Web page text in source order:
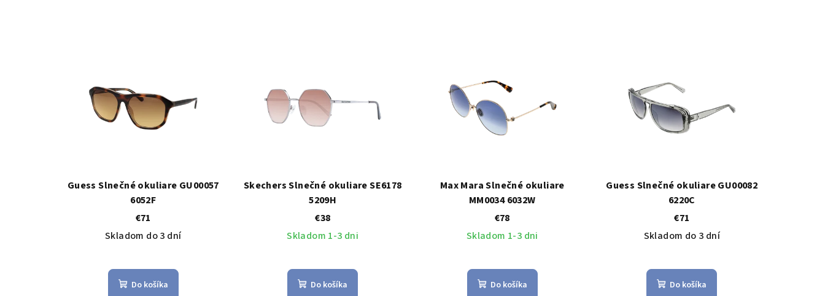
Guess Slnečné okuliare GU00057
6052F
€71
Skladom do 3 dní
Do košíka
Skechers Slnečné okuliare SE6178
5209H
€38
Skladom 1-3 dni
Do košíka
Max Mara Slnečné okuliare
MM0034 6032W
€78
Skladom 1-3 dni
Do košíka
Guess Slnečné okuliare GU00082
6220C
€71
Skladom do 3 dní
Do košíka